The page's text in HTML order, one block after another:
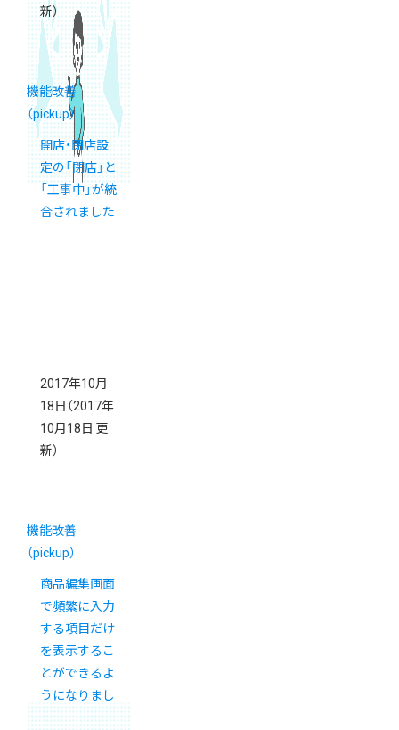
新）
機能改善
（pickup）
開店・閉店設
定の「閉店」と
「工事中」が統
合されました
2017年10月
18日 （2017年
10月18日 更
新）
機能改善
（pickup）
商品編集画面
で頻繁に入力
する項目だけ
を表示するこ
とができるよ
うになりまし
た